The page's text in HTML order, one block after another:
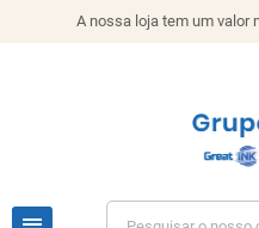
A nossa loja tem um valor